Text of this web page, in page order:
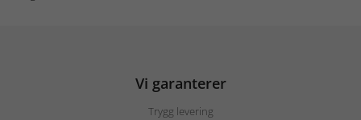
Vi garanterer
Trygg levering